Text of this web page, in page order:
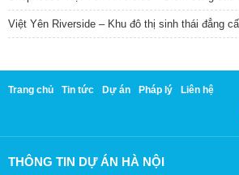
Việt Yên Riverside – Khu đô thị sinh thái đẳng
Trang chủ Tin tức Dự án Pháp lý Liên hệ
THÔNG TIN DỰ ÁN HÀ NỘI